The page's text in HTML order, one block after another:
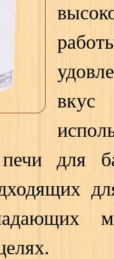
печи для